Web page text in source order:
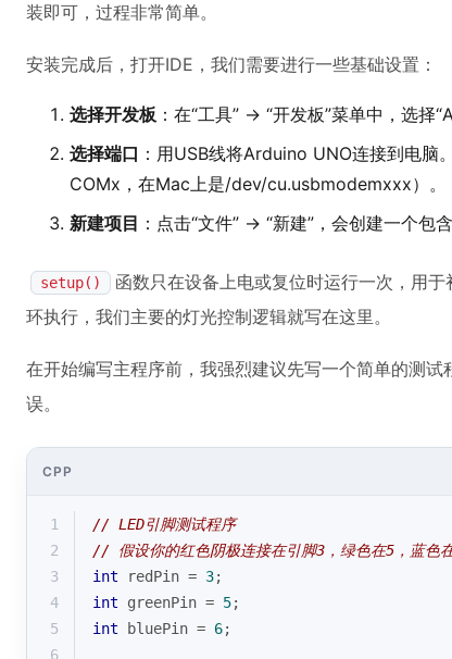
装即可，过程非常简单。
安装完成后，打开IDE，我们需要进行一些基础设置：
选择开发板 ：在“工具” -> “开发板”菜单中，选择
选择端口 ：用USB线将Arduino UNO连接到电脑
COMx，在Mac上是/dev/cu.usbmodemxxx）。
新建项目 ：点击“文件” -> “新建”，会创建一个包含
setup() 函数只在设备上电或复位时运行一次，用
环执行，我们主要的灯光控制逻辑就写在这里。
在开始编写主程序前，我强烈建议先写一个简单的测
误。
CPP
1
// LED引脚测试程序
2
// 假设你的红色阴极连接在引脚3，绿色在5，蓝色
3
int redPin = 3;
4
int greenPin = 5;
5
int bluePin = 6;
6